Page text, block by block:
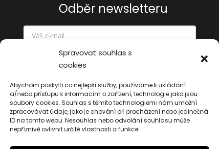
Spravovat souhlas s
cookies
Abychom poskytli co nejlepší služby, používáme k ukládání
a/nebo přístupu k informacím o zařízení, technologie jako jsou
soubory cookies. Souhlas s těmito technologiemi nám umožní
zpracovávat údaje, jako je chování při procházení nebo jedinečná
ID na tomto webu. Nesouhlas nebo odvolání souhlasu může
nepříznivě ovlivnit určité vlastnosti a funkce.
Odběr newsletteru